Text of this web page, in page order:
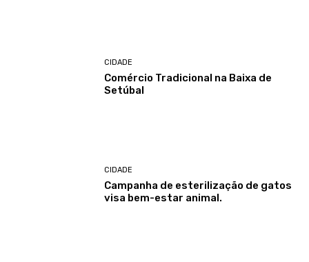
CIDADE
Comércio Tradicional na Baixa de
Setúbal
CIDADE
Campanha de esterilização de gatos
visa bem-estar animal.